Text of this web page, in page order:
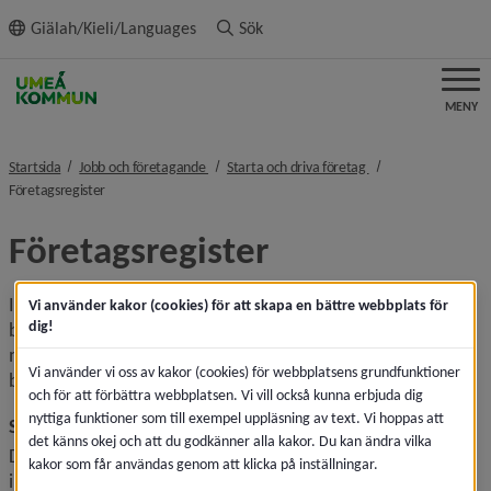
innehållet
Giälah/Kieli/Languages Sök
MENY
Startsida Jobb och företagande nivå i brödsmulenavigeringen
Starta och driva företag nivå i
Företagsregisternivå i brödsmulenavigeringen
Företagsregister
I Umeå finns det cirka 14 000 företag inom en mängd olika
branscher. De allra flesta företag i Umeå är mindre företag
med 250 anställda eller färre. Alla dessa 14 000 företag
bidrar till att Umeå fortsätter att växa!
Sök efter företag i Umeå
Det finns ett flertal tjänster som hjälper dig söka
information om specifika företag:
Vi använder kakor (cookies) för att skapa en bättre webbplats för
dig!
Vi använder vi oss av kakor (cookies) för webbplatsens grundfunktioner
och för att förbättra webbplatsen. Vi vill också kunna erbjuda dig
nyttiga funktioner som till exempel uppläsning av text. Vi hoppas att
det känns okej och att du godkänner alla kakor. Du kan ändra vilka
kakor som får användas genom att klicka på inställningar.